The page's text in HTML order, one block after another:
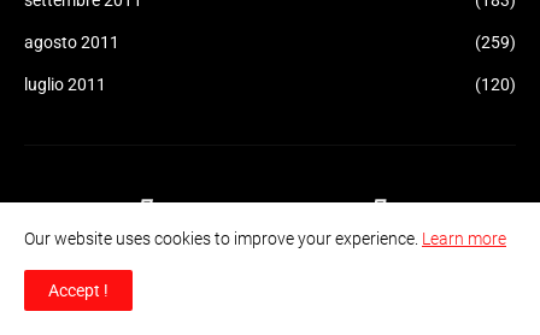
agosto 2011 (259)
luglio 2011 (120)
"Informazione Consapevole" è un sito di informazione e
controinformazione indipendente, creato nel 2011. Sua funzione e
Our website uses cookies to improve your experience. Learn more
Accept !